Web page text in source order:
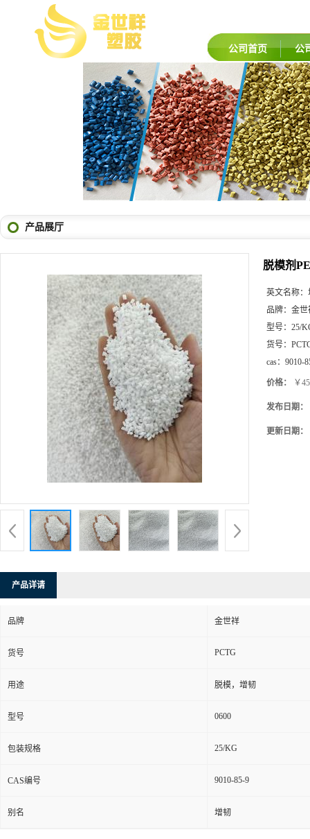
公司首页 公
产品展厅
脱模剂
英文名称：
品牌： 金世
型号： 25/
货号：
cas： 9010-
价格： ￥
发布日期：
更新日期：
产品详请
品牌 金世祥
货号 PCTG
用途 脱模，增韧
型号 0600
包装规格 25/KG
CAS编号 9010-85-9
别名 增韧